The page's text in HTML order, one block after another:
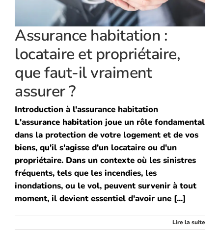
Assurance habitation :
locataire et propriétaire,
que faut-il vraiment
assurer ?
Introduction à l'assurance habitation
L'assurance habitation joue un rôle fondamental
dans la protection de votre logement et de vos
biens, qu'il s'agisse d'un locataire ou d'un
propriétaire. Dans un contexte où les sinistres
fréquents, tels que les incendies, les
inondations, ou le vol, peuvent survenir à tout
moment, il devient essentiel d'avoir une [...]
Lire la suite